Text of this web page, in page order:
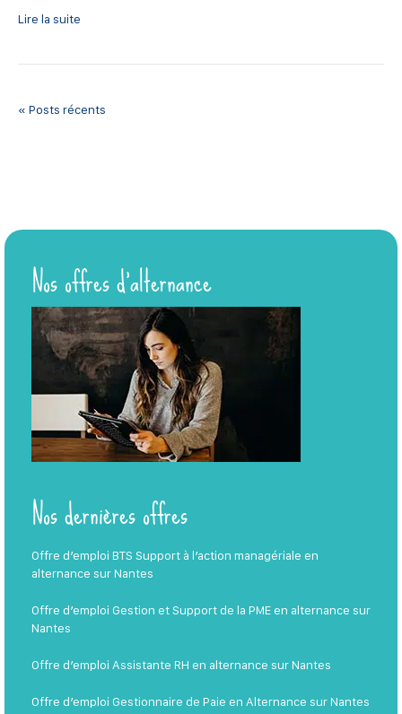
Lire la suite
« Posts récents
Nos offres d’alternance
Nos dernières offres
Offre d’emploi BTS Support à l’action managériale en
alternance sur Nantes
Offre d’emploi Gestion et Support de la PME en alternance sur
Nantes
Offre d’emploi Assistante RH en alternance sur Nantes
Offre d’emploi Gestionnaire de Paie en Alternance sur Nantes